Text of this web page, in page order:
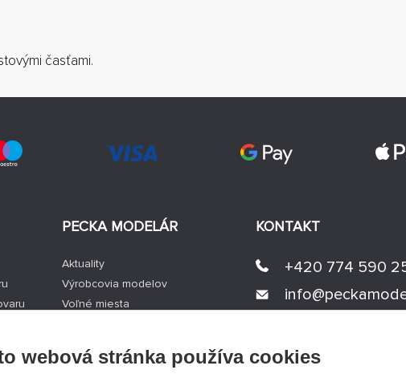
časťami.
PECKA MODELÁR
Aktuality
Výrobcovia modelov
Voľné miesta
Ochrana súkromia
KONTAKT
+420 774 590
info@
PREDAJNE
3x Praha
webová stránka používa cookies